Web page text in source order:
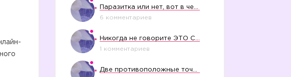
6 комментариев
1 комментариев